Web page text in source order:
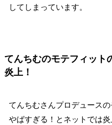
してしまっています。
てんちむのモテフィット
炎上！
てんちむさんプロデュース
やばすぎる！とネットでは炎